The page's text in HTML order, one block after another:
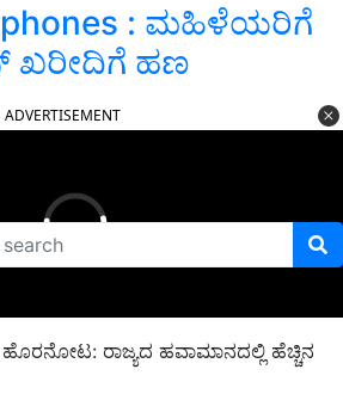
: ಮಹಿಳೆಯರಿಗೆ
ಖರೀದಿಗೆ ಹಣ
ADVERTISEMENT
ರಾಜ್ಯದ ಹವಾಮಾನದಲ್ಲಿ ಹೆಚ್ಚಿನ